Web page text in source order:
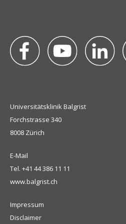
Universitätsklinik Balgrist
Forchstrasse 340
8008 Zürich
E-Mail
Tel. +41 44 386 11 11
www.balgrist.ch
Impressum
Disclaimer